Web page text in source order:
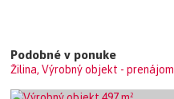
Podobné v ponuke
Žilina, Výrobný objekt - prenájom